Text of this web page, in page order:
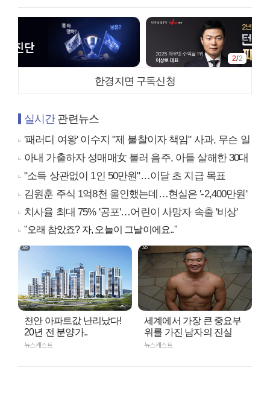
2/2
한경지면 구독신청
실시간관련뉴스
'패러디 여왕' 이수지 "제 불찰이자 책임" 사과, 무슨 일
아내 가출하자 성매매女 불러 음주, 아들 살해한 30대
"소득 상관없이 1인 50만원"…이달 초 지급 목표
김원훈 주식 1억8천 올인했는데…현실은 '-2,400만원'
치사율 최대 75% '공포'…어린이 사망자 속출 '비상'
"오래 참았죠? 자, 오늘이 그날이에요.."
천안 아파트값 난리났다!
20년 전 분양가..
뉴스캐스트
세계에서 가장 큰 중요부
위를 가진 남자의 진실
뉴스캐스트